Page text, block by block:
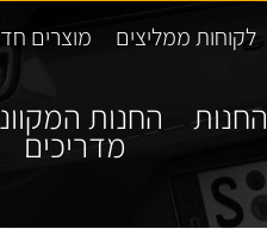
לקוחות ממליצים מוצרים
החנות החנות
מדריכים